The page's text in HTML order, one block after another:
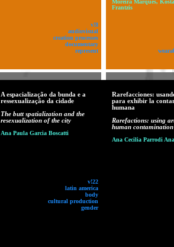
v!8
audiovisual
creation processes
documentary
represent
Moreira Marques,
Frantzis
A espacialização da bunda e a
ressexualização da cidade
The butt spatialization and the
resexualization of the city
Ana Paula Garcia Boscatti
v!22
latin america
body
cultural production
gender
Rarefacciones:
para exhibir la
humana
Rarefactions: using
human contamination
Ana Cecilia Parrodi